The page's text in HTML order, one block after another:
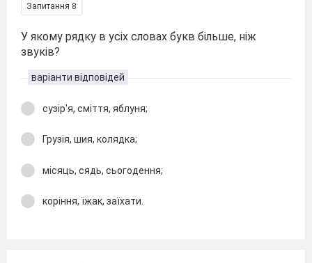
Запитання 8
У якому рядку в усіх словах букв більше, ніж
звуків?
варіанти відповідей
сузір'я, сміття, яблуня;
Грузія, шия, колядка;
місяць, сядь, сьогодення;
коріння, їжак, заїхати.